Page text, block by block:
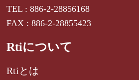
TEL : 886-2-28856168
FAX : 886-2-28855423
Rtiについて
Rtiとは